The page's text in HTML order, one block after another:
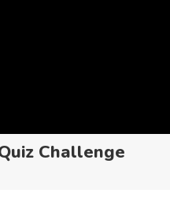
Challenge